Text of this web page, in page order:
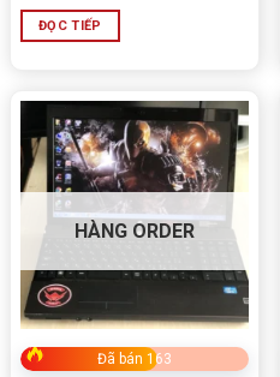
ĐỌC TIẾP
HÀNG ORDER
Đã bán 163